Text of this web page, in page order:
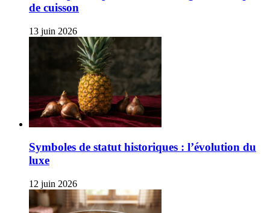
de cuisson
13 juin 2026
Symboles de statut historiques : l’évolution du
luxe
12 juin 2026